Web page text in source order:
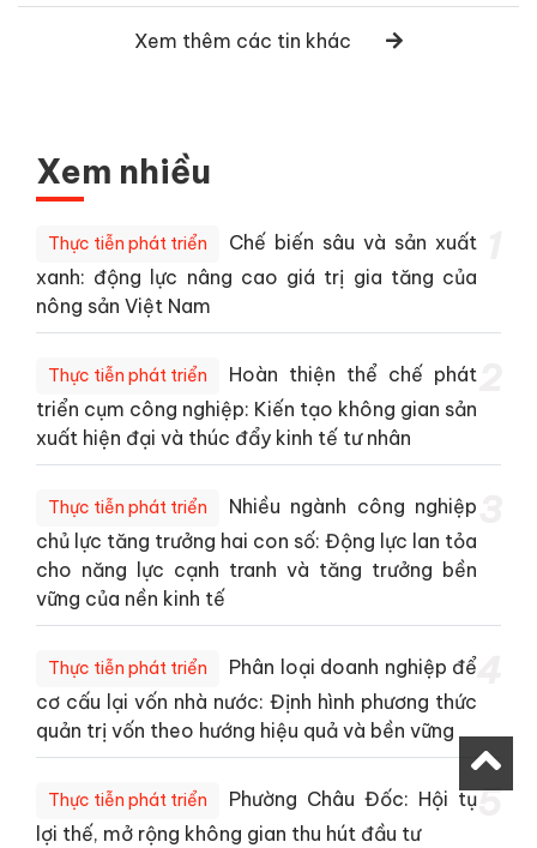
Xem thêm các tin khác
Xem nhiều
Thực tiễn phát triển
Chế biến sâu và sản xuất
xanh: động lực nâng cao giá trị gia tăng của
nông sản Việt Nam
Thực tiễn phát triển
Hoàn thiện thể chế phát
triển cụm công nghiệp: Kiến tạo không gian sản
xuất hiện đại và thúc đẩy kinh tế tư nhân
Thực tiễn phát triển
Nhiều ngành công nghiệp
chủ lực tăng trưởng hai con số: Động lực lan tỏa
cho năng lực cạnh tranh và tăng trưởng bền
vững của nền kinh tế
Thực tiễn phát triển
Phân loại doanh nghiệp để
cơ cấu lại vốn nhà nước: Định hình phương thức
quản trị vốn theo hướng hiệu quả và bền vững
4
Thực tiễn phát triển
Phường Châu Đốc: Hội tụ
lợi thế, mở rộng không gian thu hút đầu tư
5